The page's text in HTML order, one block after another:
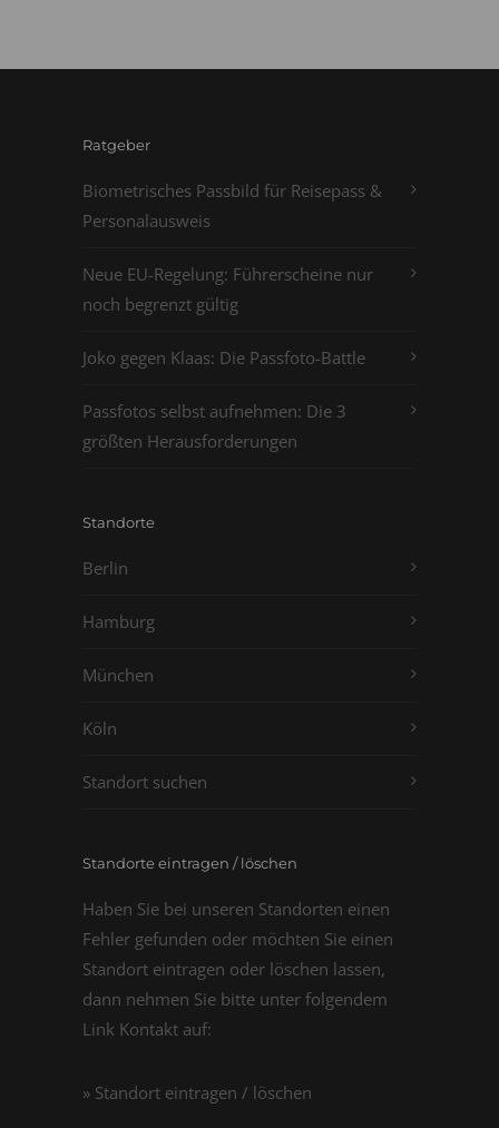
Ratgeber
Biometrisches Passbild für Reisepass &
Personalausweis
Neue EU-Regelung: Führerscheine nur
noch begrenzt gültig
Joko gegen Klaas: Die Passfoto-Battle
Passfotos selbst aufnehmen: Die 3
größten Herausforderungen
Standorte
Berlin
Hamburg
München
Köln
Standort suchen
Standorte eintragen / löschen
Haben Sie bei unseren Standorten einen
Fehler gefunden oder möchten Sie einen
Standort eintragen oder löschen lassen,
dann nehmen Sie bitte unter folgendem
Link Kontakt auf:
» Standort eintragen / löschen